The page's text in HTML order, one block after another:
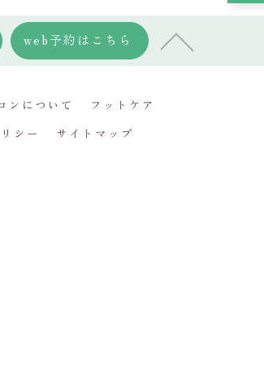
web予約はこちら
ンについて
フットケア
シー サイトマップ